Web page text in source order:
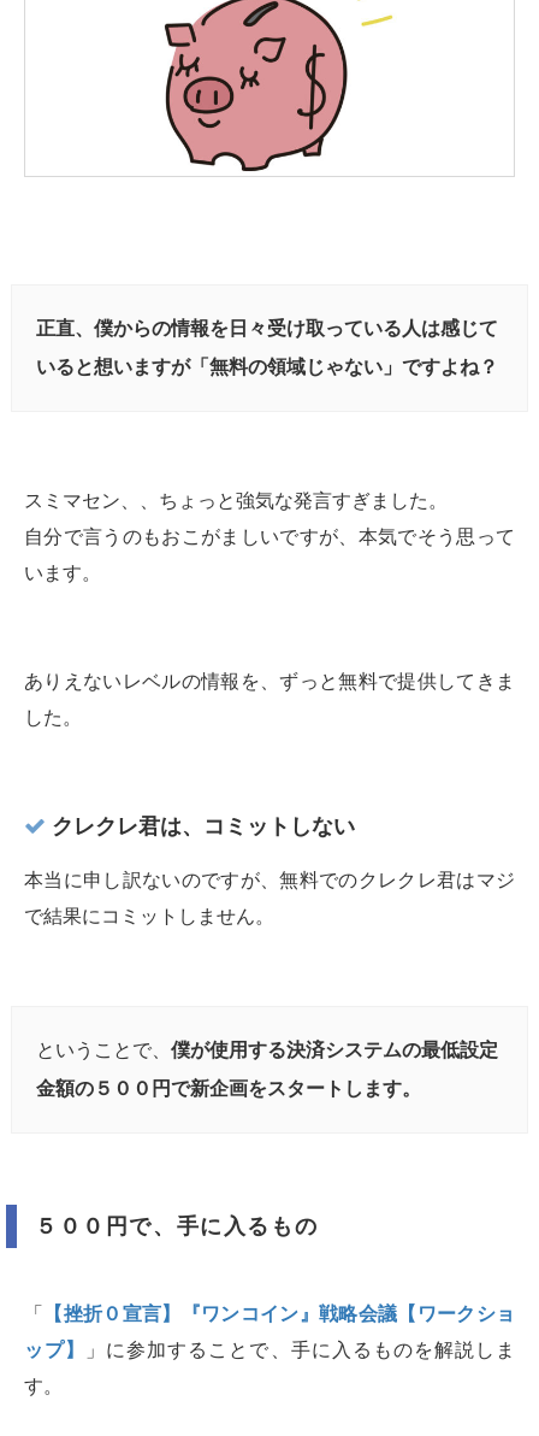
正直、僕からの情報を日々受け取っている人は感じて
いると想いますが「無料の領域じゃない」ですよね？
スミマセン、、ちょっと強気な発言すぎました。
自分で言うのもおこがましいですが、本気でそう思って
います。
ありえないレベルの情報を、ずっと無料で提供してきま
した。
クレクレ君は、コミットしない
本当に申し訳ないのですが、無料でのクレクレ君はマジ
で結果にコミットしません。
ということで、 僕が使用する決済システムの最低設定
金額の５００円で新企画をスタートします。
５００円で、手に入るもの
「
【挫折０宣言】『ワンコイン』戦略会議【ワークショ
ップ】
」に参加することで、手に入るものを解説しま
す。